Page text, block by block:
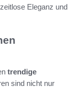
Eleganz und
trendige
sind nicht nur